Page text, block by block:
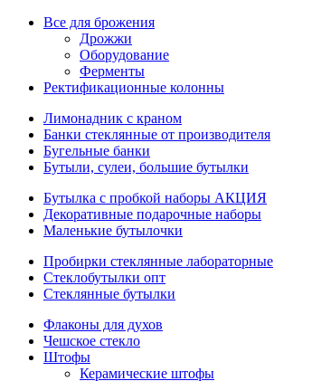
Все для брожения
Дрожжи
Оборудование
Ферменты
Ректификационные колонны
Лимонадник с краном
Банки стеклянные от производителя
Бугельные банки
Бутыли, сулеи, большие бутылки
Бутылка с пробкой наборы АКЦИЯ
Декоративные подарочные наборы
Маленькие бутылочки
Пробирки стеклянные лабораторные
Стеклобутылки опт
Стеклянные бутылки
Флаконы для духов
Чешское стекло
Штофы
Керамические штофы